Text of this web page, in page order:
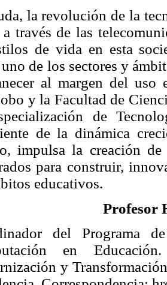
la revolución de la
través de las
de vida en esta
de los sectores y
al margen del
y la Facultad de
de
de la dinámica
impulsa la creación de
para construir,
educativos.
Profesor
del Programa
en
y